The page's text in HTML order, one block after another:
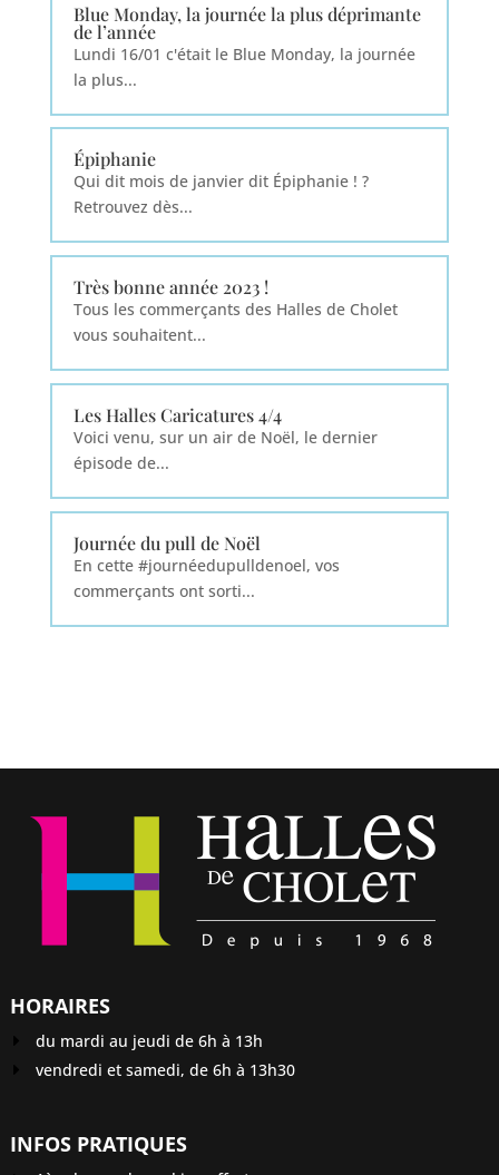
Blue Monday, la journée la plus déprimante
de l’année
Lundi 16/01 c'était le Blue Monday, la journée
la plus...
Épiphanie
Qui dit mois de janvier dit Épiphanie ! ?
Retrouvez dès...
Très bonne année 2023 !
Tous les commerçants des Halles de Cholet
vous souhaitent...
Les Halles Caricatures 4/4
Voici venu, sur un air de Noël, le dernier
épisode de...
Journée du pull de Noël
En cette #journéedupulldenoel, vos
commerçants ont sorti...
HORAIRES
du mardi au jeudi de 6h à 13h
vendredi et samedi, de 6h à 13h30
INFOS PRATIQUES